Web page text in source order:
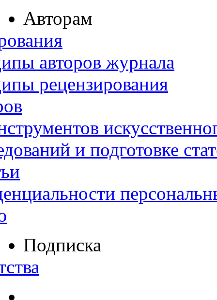
Авторам
авторов журнала
рецензирования
и подготовке
Подписка